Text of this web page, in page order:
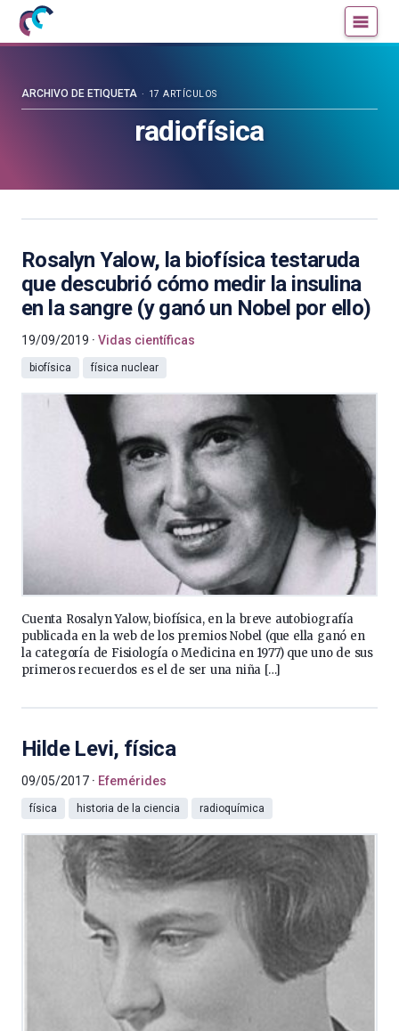
Mujeres
con
blog
radiofísica
ARCHIVO DE ETIQUETA 17 ARTÍCULOS
Rosalyn Yalow, la biofísica testaruda
que descubrió cómo medir la insulina
en la sangre (y ganó un Nobel por ello)
19/09/2019 Vidas científicas
biofísica física nuclear
Cuenta Rosalyn Yalow, biofísica, en la breve autobiografía
publicada en la web de los premios Nobel (que ella ganó en
la categoría de Fisiología o Medicina en 1977) que uno de sus
primeros recuerdos es el de ser una niña […]
Hilde Levi, física
09/05/2017 Efemérides
física historia de la ciencia radioquímica